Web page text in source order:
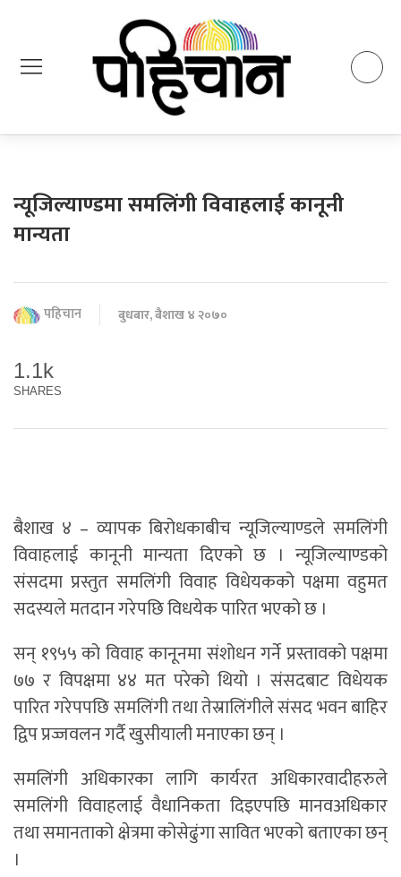
न्यूजिल्याण्डमा समलिंगी विवाहलाई कानूनी
मान्यता
पहिचान बुधबार, बैशाख ४ २०७०
1.1k
SHARES
बैशाख ४ – व्यापक बिरोधकाबीच न्यूजिल्याण्डले समलिंगी
विवाहलाई कानूनी मान्यता दिएको छ । न्यूजिल्याण्डको
संसदमा प्रस्तुत समलिंगी विवाह विधेयकको पक्षमा वहुमत
सदस्यले मतदान गरेपछि विधयेक पारित भएको छ ।
सन् १९५५ को विवाह कानूनमा संशोधन गर्ने प्रस्तावको पक्षमा
७७ र विपक्षमा ४४ मत परेको थियो । संसदबाट विधेयक
पारित गरेपपछि समलिंगी तथा तेस्रालिंगीले संसद भवन बाहिर
द्विप प्रज्जवलन गर्दै खुसीयाली मनाएका छन् ।
समलिंगी अधिकारका लागि कार्यरत अधिकारवादीहरुले
समलिंगी विवाहलाई वैधानिकता दिइएपछि मानवअधिकार
तथा समानताको क्षेत्रमा कोसेढुंगा सावित भएको बताएका छन्
।